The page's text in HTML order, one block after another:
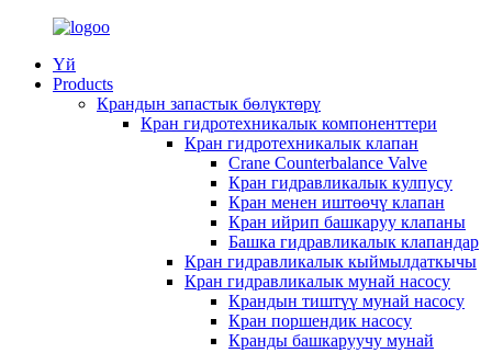
Үй
Products
Крандын запастык бөлүктөрү
Кран гидротехникалык компоненттери
Кран гидротехникалык клапан
Crane Counterbalance Valve
Кран гидравликалык кулпусу
Кран менен иштөөчү клапан
Кран ийрип башкаруу клапаны
Башка гидравликалык клапандар
Кран гидравликалык кыймылдаткычы
Кран гидравликалык мунай насосу
Крандын тиштүү мунай насосу
Кран поршендик насосу
Кранды башкаруучу мунай